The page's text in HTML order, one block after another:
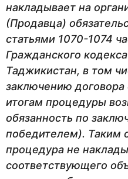
накладывает на
(Продавца)
статьями 1070-1074
Гражданского
Таджикистан, в том
заключению
итогам процедуры
обязанность по
победителем). Таким
процедура не
соответствующего